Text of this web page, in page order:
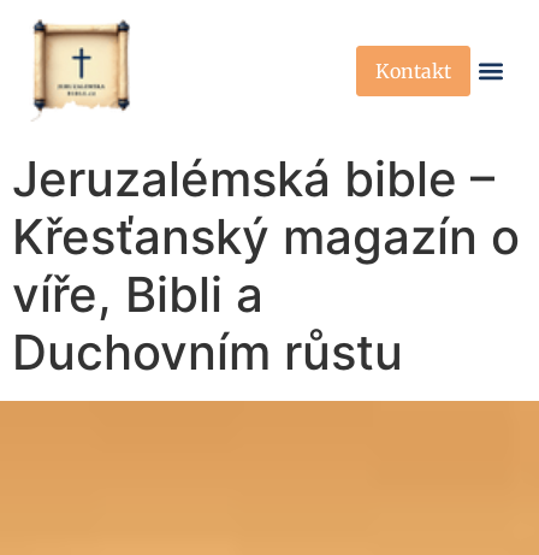
Kontakt
Jeruzalémská bible –
Křesťanský magazín o
víře, Bibli a
Duchovním růstu